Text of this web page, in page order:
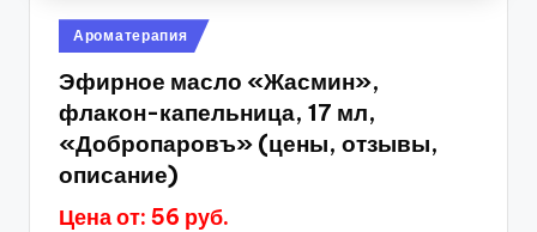
Опубликовано
в
Ароматерапия
Эфирное масло «Жасмин»,
флакон-капельница, 17 мл,
«Добропаровъ» (цены, отзывы,
описание)
Цена от: 56 руб.